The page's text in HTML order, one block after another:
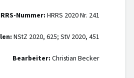
Nummer: HRRS 2020 Nr. 241
NStZ 2020, 625; StV 2020, 451
Bearbeiter: Christian Becker